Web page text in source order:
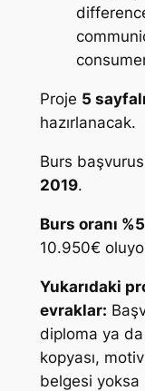
Proje 5
hazırlanacak.
Burs
2019.
Burs oranı
10.950€
Yukarıdaki
evraklar:
diploma ya
kopyası,
belgesi yoksa